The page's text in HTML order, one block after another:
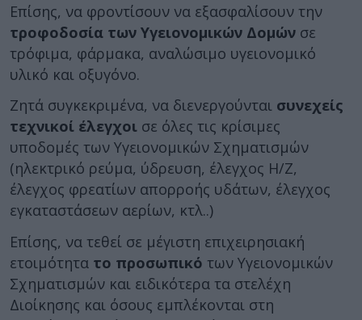
Επίσης, να φροντίσουν να εξασφαλίσουν την
τροφοδοσία των Υγειονομικών Δομών σε
τρόφιμα, φάρμακα, αναλώσιμο υγειονομικό
υλικό και οξυγόνο.
Ζητά συγκεκριμένα, να διενεργούνται συνεχείς
τεχνικοί έλεγχοι σε όλες τις κρίσιμες
υποδομές των Υγειονομικών Σχηματισμών
(ηλεκτρικό ρεύμα, ύδρευση, έλεγχος Η/Ζ,
έλεγχος φρεατίων απορροής υδάτων, έλεγχος
εγκαταστάσεων αερίων, κτλ..)
Επίσης, να τεθεί σε μέγιστη επιχειρησιακή
ετοιμότητα το προσωπικό των Υγειονομικών
Σχηματισμών και ειδικότερα τα στελέχη
Διοίκησης και όσους εμπλέκονται στη